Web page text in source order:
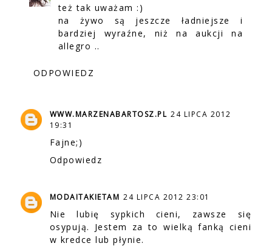
też tak uważam :)
na żywo są jeszcze ładniejsze i
bardziej wyraźne, niż na aukcji na
allegro ..
ODPOWIEDZ
WWW.MARZENABARTOSZ.PL 24 LIPCA 2012
19:31
Fajne;)
Odpowiedz
MODAITAKIETAM 24 LIPCA 2012 23:01
Nie lubię sypkich cieni, zawsze się
osypują. Jestem za to wielką fanką cieni
w kredce lub płynie.